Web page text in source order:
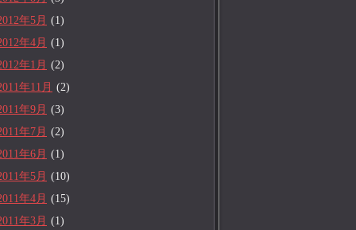
年5月 (1)
年4月 (1)
年1月 (2)
年11月 (2)
年9月 (3)
年7月 (2)
年6月 (1)
年5月 (10)
年4月 (15)
年3月 (1)